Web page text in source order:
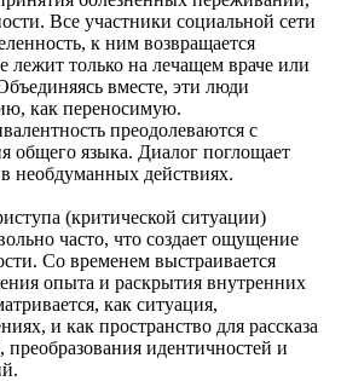
Все участники социальной сети
к ним возвращается
лежит только на лечащем враче или
вместе, эти люди
как переносимую.
преодолеваются с
общего языка. Диалог поглощает
необдуманных действиях.
(критической ситуации)
часто, что создает ощущение
Со временем выстраивается
опыта и раскрытия внутренних
как ситуация,
и как пространство для рассказа
идентичностей и